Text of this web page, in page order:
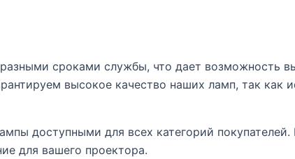
сроками службы, что дает возможность
высокое качество наших ламп, так как
доступными для всех категорий
для вашего проектора.